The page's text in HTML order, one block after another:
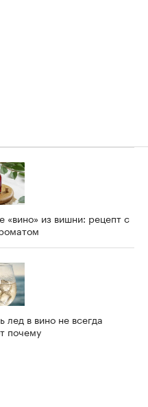
«вино» из вишни: рецепт с
лед в вино не всегда
почему